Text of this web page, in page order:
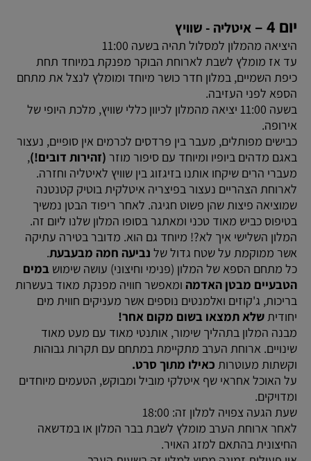
יום 4 – איטליה - שוויץ
היציאה מהמלון למסלול תהיה בשעה 11:00
עד אז מומלץ לשבת לארוחת הבוקר מפנקת במיוחד תחת
כיפת השמיים, במלון חדר כושר מיוחד ומומלץ לנצל את מתחם
הספא לפני העזיבה.
בשעה 11:00 יציאה מהמלון לכיוון כללי שוויץ, מלכת היופי של
אירופה.
כבישים מפותלים, מעבר בין פרדסים לכרמים אין סופיים, נעצור
באגם מדהים ביופיו ומיוחד עם סיפור מוזר (זהירות דובים!),
מעברי הרים שיקחו אותנו בזיגזוג בין שוויץ לאיטליה וחזרה.
לארוחת הצהריים נעצור בפיצריה איטלקית בוטיק קטנטנה
שמוציאה פיצות שהן פשוט חגיגה. לאחר ריפוד הבטן נמשיך
בטיפוס כביש מאוד טכני ומאתגר בסופו המלון שלנו ליום זה.
המלון השלישי איך לא?! מיוחד גם הוא. מדובר בטירה עתיקה
אשר ממוקמת על שטח גדול של נביעה חמה מבעבעת.
כל מתחם הספא של המלון (פנימי וחיצוני) עושה שימוש במים
הטבעיים מבטן האדמה ומאפשר חוויה מפנקת מאוד בעשרות
בריכות, ג'קוזים ואלמנטים נוספים אשר מעניקים חווית מים
יחודיתשלא תמצאו בשום מקום אחר!
מבנה המלון בתהליך שימור, אותנטי מאוד עם מעט מאוד
שינויים. ארוחת הערב מתקיימת במתחם עם תקרות גבוהות
וקשתות מעוטרות כאילו מתוך סרט.
על האוכל אחראי שף איטלקי מוביל ומבוקש, הטעמים מיוחדים
ומדויקים.
שעת הגעה צפויה למלון זה: 18:00
לאחר ארוחת הערב מומלץ לשבת בבר המלון או במדשאה
החיצונית בהתאם למזג האויר.